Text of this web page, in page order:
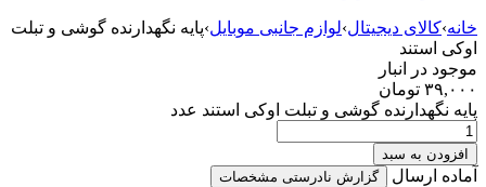
خانه›کالای دیجیتال›لوازم جانبی موبایل›پایه نگهدارنده گوشی و تبلت
اوکی استند
موجود در انبار
۳۹,۰۰۰ تومان
پایه نگهدارنده گوشی و تبلت اوکی استند عدد
افزودن به سبد
آماده ارسال گزارش نادرستی مشخصات